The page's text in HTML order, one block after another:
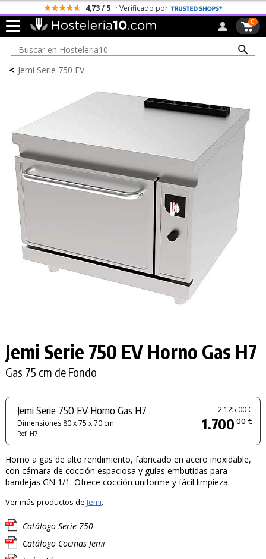
4,73 / 5 · Verificado por
0
< Jemi Serie 750 EV
Jemi Serie 750 EV Horno Gas H7
Gas 75 cm de Fondo
Jemi Serie 750 EV Horno Gas H7
Dimensiones 80 x 75 x 70 cm
Ref. H7
2.125,00 €
1.700 00 €
Horno a gas de alto rendimiento, fabricado en acero inoxidable,
con cámara de cocción espaciosa y guías embutidas para
bandejas GN 1/1. Ofrece cocción uniforme y fácil limpieza.
Ver más productos de Jemi.
Catálogo Serie 750
Catálogo Cocinas Jemi